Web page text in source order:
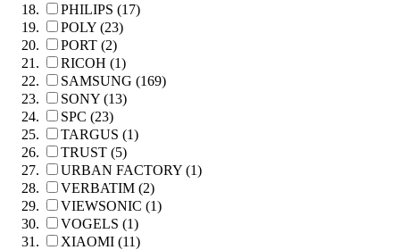
PHILIPS (17)
POLY (23)
PORT (2)
RICOH (1)
SAMSUNG (169)
SONY (13)
SPC (23)
TARGUS (1)
TRUST (5)
URBAN FACTORY (1)
VERBATIM (2)
VIEWSONIC (1)
VOGELS (1)
XIAOMI (11)